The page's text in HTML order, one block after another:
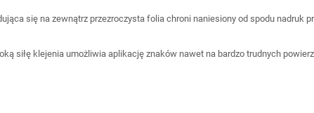
się na zewnątrz przezroczysta folia chroni naniesiony od spodu nadruk
siłę klejenia umożliwia aplikację znaków nawet na bardzo trudnych